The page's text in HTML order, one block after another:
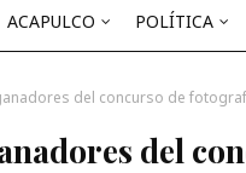
ACAPULCO POLÍTICA
del concurso de
del